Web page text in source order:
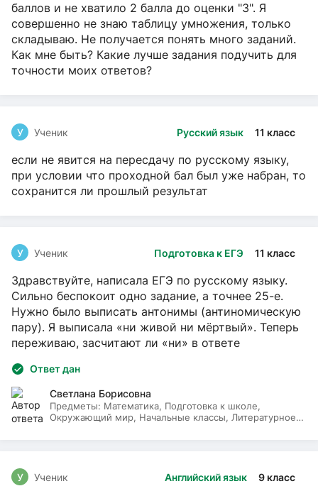
баллов и не хватило 2 балла до оценки "3". Я
совершенно не знаю таблицу умножения, только
складываю. Не получается понять много заданий.
Как мне быть? Какие лучше задания подучить для
точности моих ответов?
Русский язык 11 класс
У Ученик
если не явится на пересдачу по русскому языку,
при условии что проходной бал был уже набран, то
сохранится ли прошлый результат
Подготовка к ЕГЭ 11 класс
У Ученик
Здравствуйте, написала ЕГЭ по русскому языку.
Сильно беспокоит одно задание, а точнее 25-е.
Нужно было выписать антонимы (антиномическую
пару). Я выписала «ни живой ни мёртвый». Теперь
переживаю, засчитают ли «ни» в ответе
Ответ дан
Светлана Борисовна
Предметы: Математика, Подготовка к школе,
Окружающий мир, Начальные классы, Литературное
Английский язык 9 класс
У Ученик